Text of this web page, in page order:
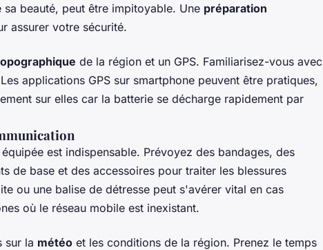
beauté, peut être impitoyable. Une préparation
assurer votre sécurité.
de la région et un GPS. Familiarisez-vous avec
applications GPS sur smartphone peuvent être pratiques,
sur elles car la batterie se décharge rapidement par
est indispensable. Prévoyez des bandages, des
de base et des accessoires pour traiter les blessures
ou une balise de détresse peut s'avérer vital en cas
où le réseau mobile est inexistant.
sur la météo et les conditions de la région. Prenez le temps